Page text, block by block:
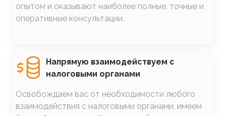
опытом и оказывают наиболее полные, точные и
оперативные консультации.
SVG
Напрямую взаимодействуем с
налоговыми органами
Освобождаем вас от необходимости любого
взаимодействия с налоговыми органами, имеем